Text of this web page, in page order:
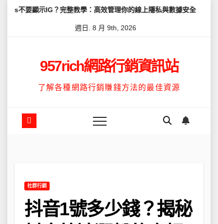
完整教學：高效管理你的線上隱私與數據安全 怎麼讓Threads
週日. 8 月 9th, 2026
957rich網路行銷資訊站
了解各種網路行銷賺錢方法的最佳資源
社群行銷
抖音1號多少錢？揭秘